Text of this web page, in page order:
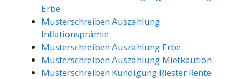
Erbe
Musterschreiben Auszahlung
Inflationsprämie
Musterschreiben Auszahlung Erbe
Musterschreiben Auszahlung Mietkaution
Musterschreiben Kündigung Riester Rente